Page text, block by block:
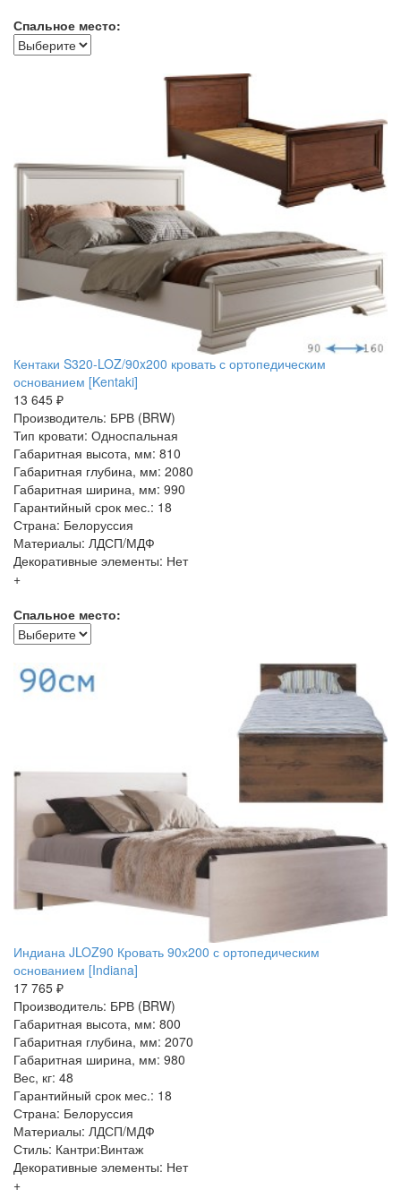
Спальное место:
Кентаки S320-LOZ/90x200 кровать с ортопедическим
основанием [Kentaki]
13 645 ₽
Производитель: БРВ (BRW)
Тип кровати: Односпальная
Габаритная высота, мм: 810
Габаритная глубина, мм: 2080
Габаритная ширина, мм: 990
Гарантийный срок мес.: 18
Страна: Белоруссия
Материалы: ЛДСП/МДФ
Декоративные элементы: Нет
+
Спальное место:
Индиана JLOZ90 Кровать 90х200 с ортопедическим
основанием [Indiana]
17 765 ₽
Производитель: БРВ (BRW)
Габаритная высота, мм: 800
Габаритная глубина, мм: 2070
Габаритная ширина, мм: 980
Вес, кг: 48
Гарантийный срок мес.: 18
Страна: Белоруссия
Материалы: ЛДСП/МДФ
Стиль: Кантри:Винтаж
Декоративные элементы: Нет
+